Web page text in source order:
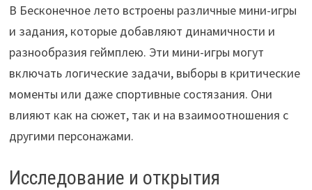
В Бесконечное лето встроены различные мини-игры
и задания, которые добавляют динамичности и
разнообразия геймплею. Эти мини-игры могут
включать логические задачи, выборы в критические
моменты или даже спортивные состязания. Они
влияют как на сюжет, так и на взаимоотношения с
другими персонажами.
Исследование и открытия